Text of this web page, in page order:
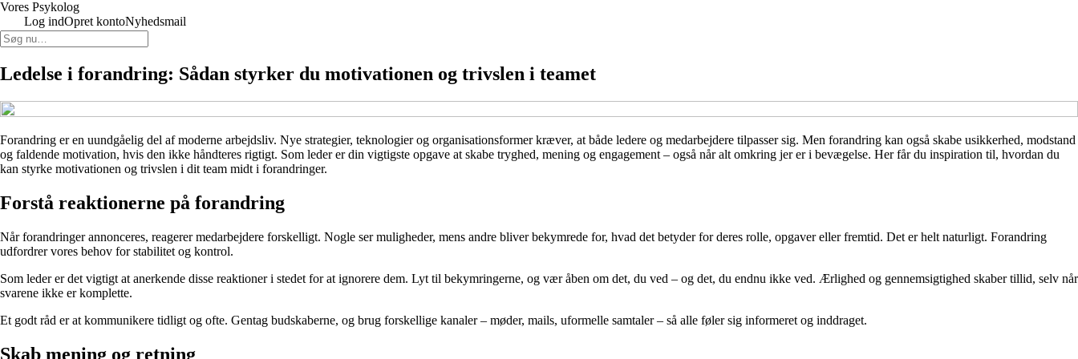
Vores Psykolog
Log indOpret kontoNyhedsmail
Ledelse i forandring: Sådan styrker du motivationen og trivslen i teamet
Forandring er en uundgåelig del af moderne arbejdsliv. Nye strategier, teknologier og organisationsformer kræver, at både ledere og medarbejdere tilpasser sig. Men forandring kan også skabe usikkerhed, modstand
og faldende motivation, hvis den ikke håndteres rigtigt. Som leder er din vigtigste opgave at skabe tryghed, mening og engagement – også når alt omkring jer er i bevægelse. Her får du inspiration til, hvordan du
kan styrke motivationen og trivslen i dit team midt i forandringer.
Forstå reaktionerne på forandring
Når forandringer annonceres, reagerer medarbejdere forskelligt. Nogle ser muligheder, mens andre bliver bekymrede for, hvad det betyder for deres rolle, opgaver eller fremtid. Det er helt naturligt. Forandring
udfordrer vores behov for stabilitet og kontrol.
Som leder er det vigtigt at anerkende disse reaktioner i stedet for at ignorere dem. Lyt til bekymringerne, og vær åben om det, du ved – og det, du endnu ikke ved. Ærlighed og gennemsigtighed skaber tillid, selv når
svarene ikke er komplette.
Et godt råd er at kommunikere tidligt og ofte. Gentag budskaberne, og brug forskellige kanaler – møder, mails, uformelle samtaler – så alle føler sig informeret og inddraget.
Skab mening og retning